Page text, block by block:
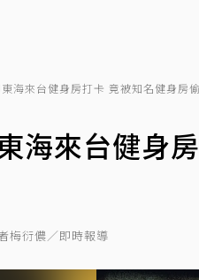
海來台健身房打卡 竟被知名健身房
海來台健身
梅衍儂／即時報導